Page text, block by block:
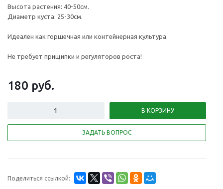
Высота растения: 40-50см.
Диаметр куста: 25-30см.
Идеален как горшечная или контейнерная культура.
Не требует прищипки и регуляторов роста!
180 руб.
В КОРЗИНУ
ЗАДАТЬ ВОПРОС
Поделиться ссылкой: